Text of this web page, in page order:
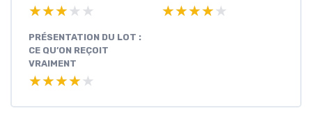
★★★★★
★★★★★ ★★★★★
★★★★★
PRÉSENTATION DU LOT :
CE QU’ON REÇOIT
VRAIMENT
★★★★★
★★★★★